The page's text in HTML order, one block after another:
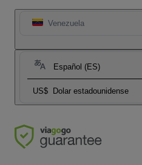
Venezuela
Español (ES)
US$ Dolar estadounidense